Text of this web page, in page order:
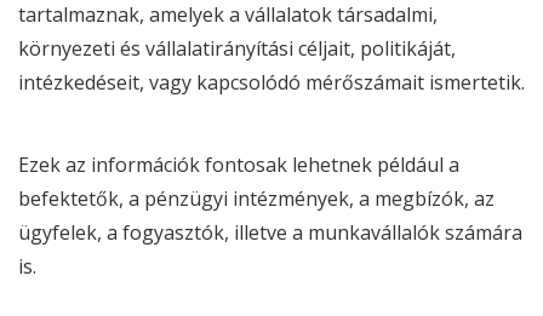
tartalmaznak, amelyek a vállalatok társadalmi,
környezeti és vállalatirányítási céljait, politikáját,
intézkedéseit, vagy kapcsolódó mérőszámait ismertetik.
Ezek az információk fontosak lehetnek például a
befektetők, a pénzügyi intézmények, a megbízók, az
ügyfelek, a fogyasztók, illetve a munkavállalók számára
is.